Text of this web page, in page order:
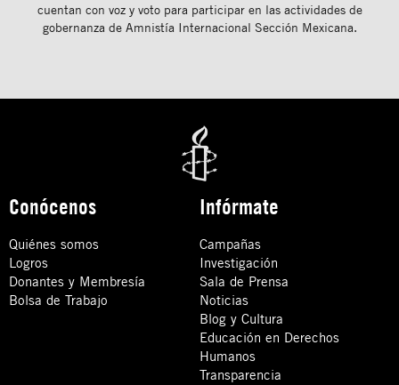
cuentan con voz y voto para participar en las actividades de
gobernanza de Amnistía Internacional Sección Mexicana.
Conócenos
Quiénes somos
Logros
Donantes y Membresía
Bolsa de Trabajo
Infórmate
Campañas
Investigación
Sala de Prensa
Noticias
Blog y Cultura
Educación en Derechos
Humanos
Transparencia